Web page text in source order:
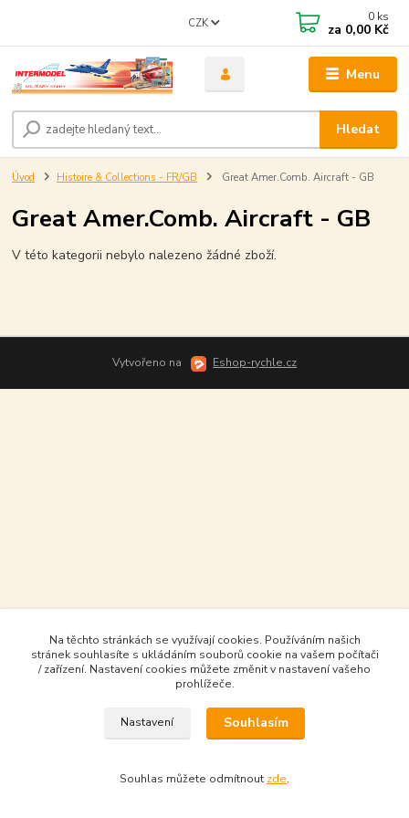
Menu
CZK
Hledat
0 ks
za 0,00 Kč
Úvod Histoire & Collections - FR/GB Great Amer.Comb. Aircraft - GB
Great Amer.Comb. Aircraft - GB
V této kategorii nebylo nalezeno žádné zboží.
Vytvořeno na Eshop-rychle.cz
Na těchto stránkách se využívají cookies. Používáním našich
stránek souhlasíte s ukládáním souborů cookie na vašem počítači
/ zařízení. Nastavení cookies můžete změnit v nastavení vašeho
prohlížeče.
Nastavení Souhlasím
Souhlas můžete odmítnout zde.